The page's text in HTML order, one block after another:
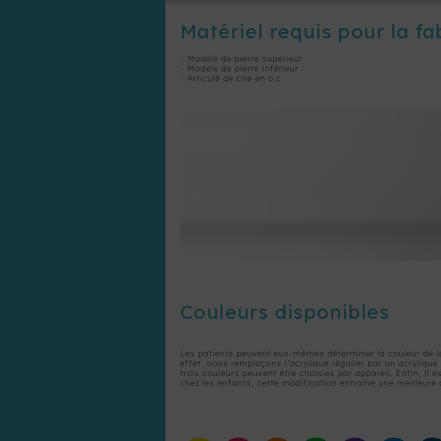
Matériel requis pour la
– Modèle de pierre supérieur
– Modèle de pierre inférieur
– Articulé de cire en o.c
Couleurs disponibles
Les patients peuvent eux-mêmes déterminer la couleur de
effet, nous remplaçons l’acrylique régulier par un
trois couleurs peuvent être choisies par appareil. Enfin, il
chez les enfants, cette modification entraîne une meilleure